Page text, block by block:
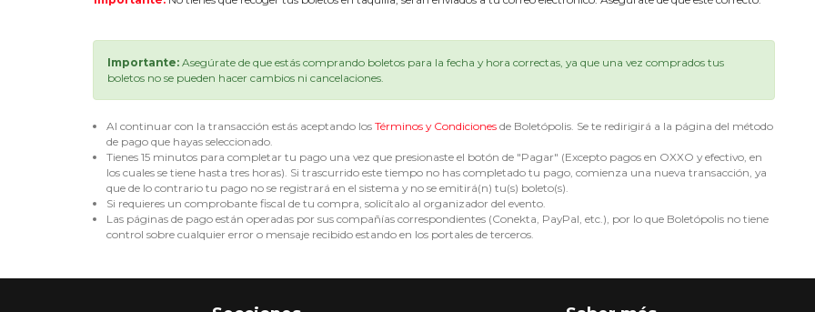
Importante: Asegúrate de que estás comprando boletos para la fecha y hora correctas, ya que una vez comprados tus
boletos no se pueden hacer cambios ni cancelaciones.
Al continuar con la transacción estás aceptando los Términos y Condiciones de Boletópolis. Se te redirigirá a la página del método
de pago que hayas seleccionado.
Tienes 15 minutos para completar tu pago una vez que presionaste el botón de "Pagar" (Excepto pagos en OXXO y efectivo, en
los cuales se tiene hasta tres horas). Si trascurrido este tiempo no has completado tu pago, comienza una nueva transacción, ya
que de lo contrario tu pago no se registrará en el sistema y no se emitirá(n) tu(s) boleto(s).
Si requieres un comprobante fiscal de tu compra, solicítalo al organizador del evento.
Las páginas de pago están operadas por sus compañías correspondientes (Conekta, PayPal, etc.), por lo que Boletópolis no tiene
control sobre cualquier error o mensaje recibido estando en los portales de terceros.